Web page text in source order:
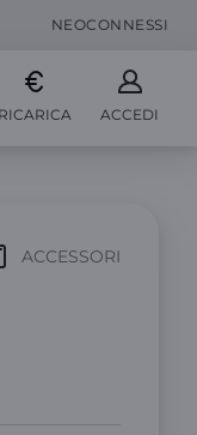
NEOCONNESSI
RICARICA ACCEDI
ACCESSORI